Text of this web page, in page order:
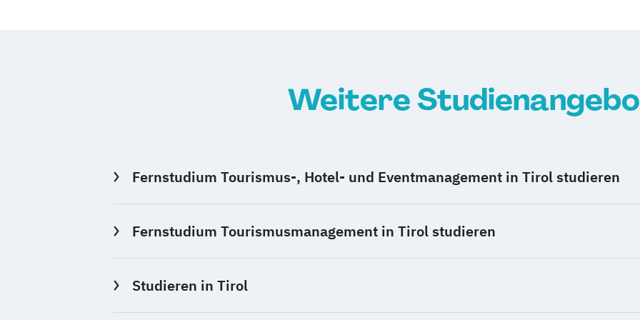
Weitere
Fernstudium Tourismus-, Hotel- und Eventmanagement in Tirol studieren
Fernstudium Tourismusmanagement in Tirol studieren
Studieren in Tirol